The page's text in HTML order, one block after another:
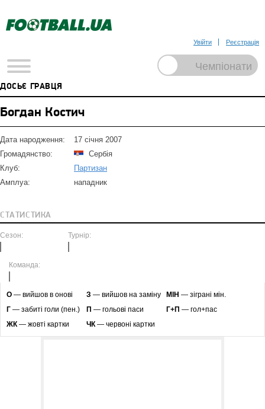
Увійти Реєстрація
ДОСЬЄ ГРАВЦЯ
Богдан Костич
Дата народження:
17 січня 2007
Громадянство:
Сербія
Клуб:
Партизан
Амплуа:
нападник
СТАТИСТИКА
Сезон: Турнір:
Команда:
O — вийшов в онові З — вийшов на заміну МІН — зіграні мін.
Г — забиті голи (пен.) П — гольові паси Г+П — гол+пас
ЖК— жовті картки ЧК— червоні картки